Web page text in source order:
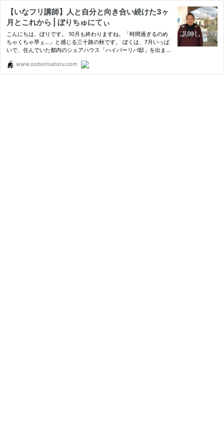
【いなフリ講師】人と自分と向き合い続けた3ヶ
月とこれから | ぼりちゅにてぃ
こんにちは、ぼりです。 10月も終わりますね。「時間過ぎるのめ
ちゃくちゃ早ぇ…」と感じる三十路の秋です。 ぼくは、7月いっぱ
いで、住んでいた都内のシェアハウス「ハイパーリバ邸」を出まし
www.ooborisatoru.com